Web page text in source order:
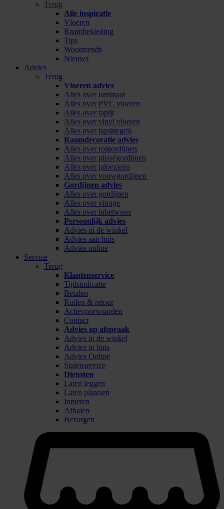
Terug
Alle inspiratie
Vloeren
Raambekleding
Tips
Woontrends
Nieuws
Advies
Terug
Vloeren advies
Alles over laminaat
Alles over PVC vloeren
Alles over tapijt
Alles over vinyl vloeren
Alles over tapijttegels
Raamdecoratie advies
Alles over rolgordijnen
Alles over plisségordijnen
Alles over jaloezieën
Alles over vouwgordijnen
Gordijnen advies
Alles over gordijnen
Alles over vitrage
Alles over inbetween
Persoonlijk advies
Advies in de winkel
Advies aan huis
Advies online
Service
Terug
Klantenservice
Tijdsindicatie
Betalen
Ruilen & retour
Actievoorwaarden
Contact
Advies op afspraak
Advies in de winkel
Advies in huis
Advies Online
Stalenservice
Diensten
Laten leggen
Laten plaatsen
Inmeten
Afhalen
Bezorgen